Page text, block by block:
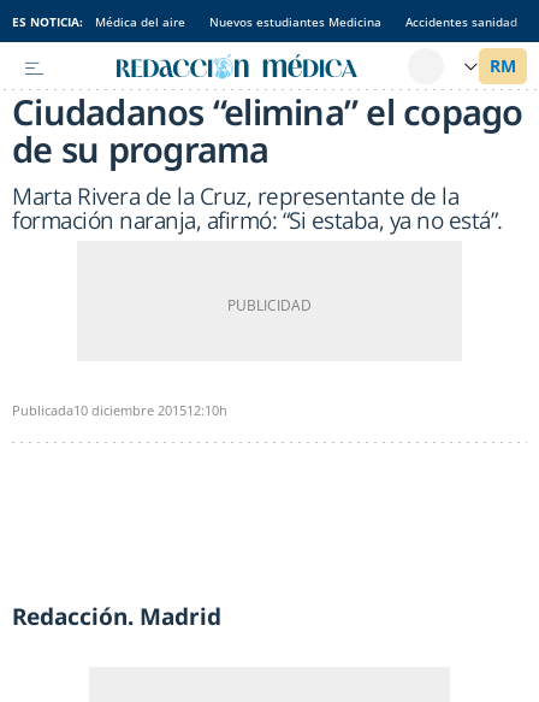
ES NOTICIA: Médica del aire Nuevos estudiantes Medicina Accidentes sanidad
Ciudadanos “elimina” el copago
de su programa
Marta Rivera de la Cruz, representante de la
formación naranja, afirmó: “Si estaba, ya no está”.
Publicada10 diciembre 201512:10h
Redacción. Madrid